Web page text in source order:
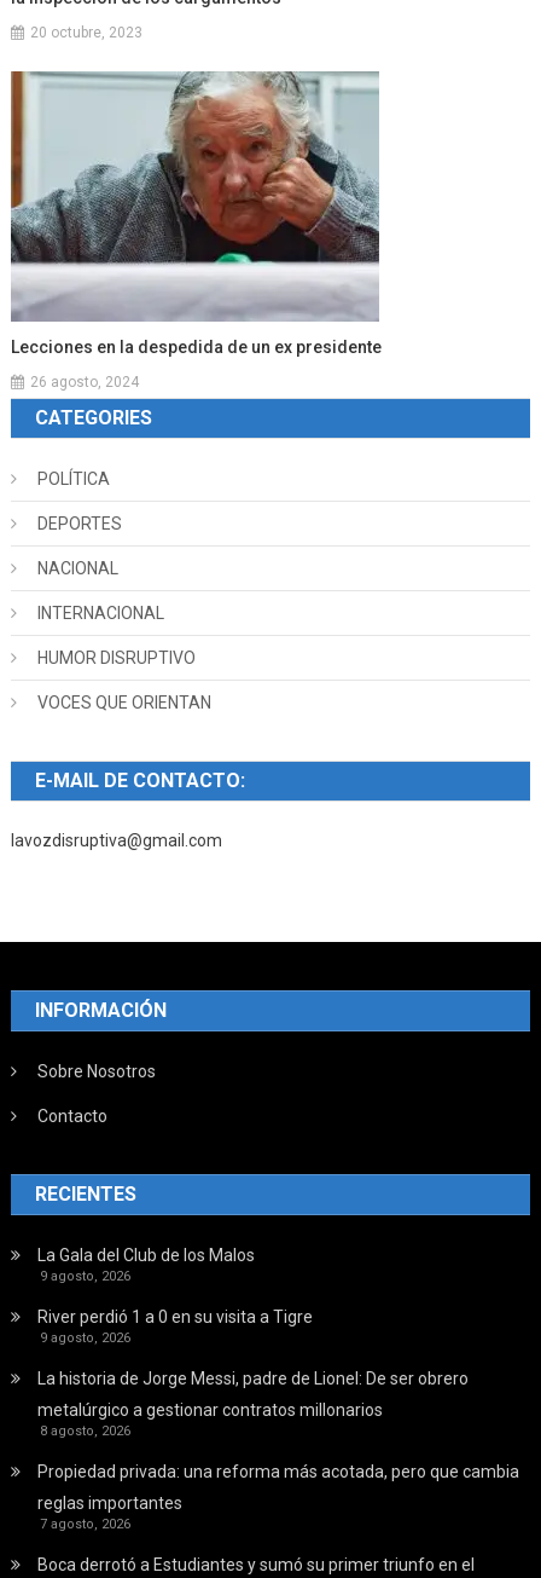
20 octubre, 2023
Lecciones en la despedida de un ex presidente
26 agosto, 2024
CATEGORIES
POLÍTICA
DEPORTES
NACIONAL
INTERNACIONAL
HUMOR DISRUPTIVO
VOCES QUE ORIENTAN
E-MAIL DE CONTACTO:
lavozdisruptiva@gmail.com
INFORMACIÓN
Sobre Nosotros
Contacto
RECIENTES
La Gala del Club de los Malos
9 agosto, 2026
River perdió 1 a 0 en su visita a Tigre
9 agosto, 2026
La historia de Jorge Messi, padre de Lionel: De ser obrero
metalúrgico a gestionar contratos millonarios
8 agosto, 2026
Propiedad privada: una reforma más acotada, pero que cambia
reglas importantes
7 agosto, 2026
Boca derrotó a Estudiantes y sumó su primer triunfo en el